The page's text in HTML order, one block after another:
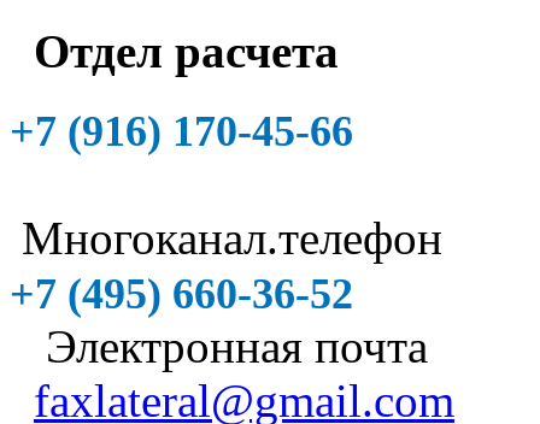
Отдел расчета
+7 (916) 170-45-66
Многоканал.телефон
+7 (495) 660-36-52
Электронная почта
faxlateral@gmail.com